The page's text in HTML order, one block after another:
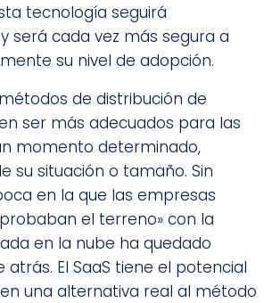
tecnología seguirá
será cada vez más segura a
su nivel de adopción.
de distribución de
ser más adecuados para las
momento determinado,
su situación o tamaño. Sin
en la que las empresas
el terreno» con la
en la nube ha quedado
El SaaS tiene el potencial
una alternativa real al método